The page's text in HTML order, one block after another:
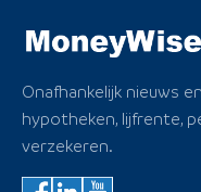
Onafhankelijk nieuws
hypotheken, lijfrente,
verzekeren.